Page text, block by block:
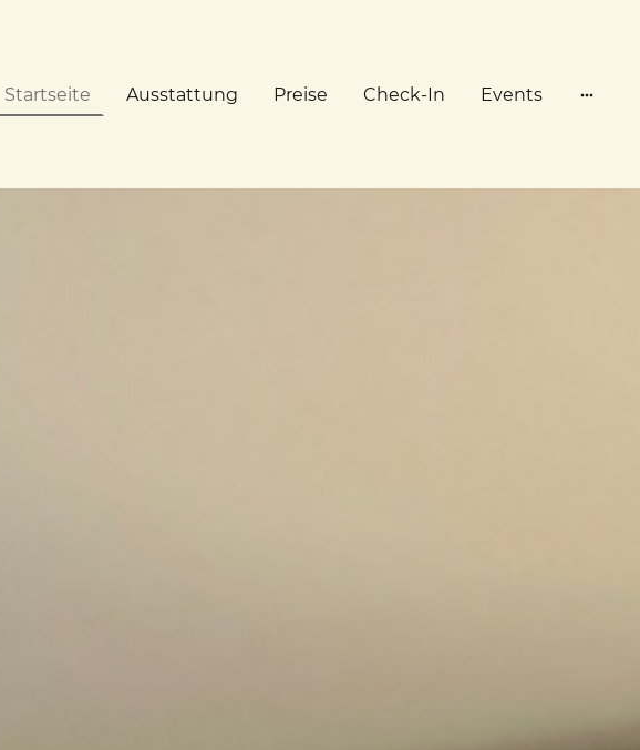
Startseite Ausstattung Preise Check-In Events